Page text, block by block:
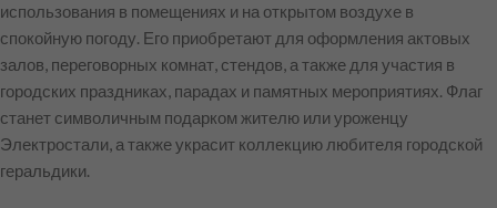
использования в помещениях и на открытом воздухе в
спокойную погоду. Его приобретают для оформления актовых
залов, переговорных комнат, стендов, а также для участия в
городских праздниках, парадах и памятных мероприятиях. Флаг
станет символичным подарком жителю или уроженцу
Электростали, а также украсит коллекцию любителя городской
геральдики.